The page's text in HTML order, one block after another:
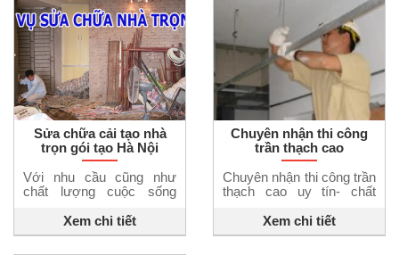
Sửa chữa cải tạo nhà
trọn gói tạo Hà Nội
Với nhu cầu cũng như
chất lượng cuộc sống
xây dựng nhà cửa hay
sửa chữa nhà cửa ngày
Xem chi tiết
Chuyên nhận thi công
trần thạch cao
Chuyên nhận thi công trần
thạch cao uy tín- chất
nhà đẹp 24h cung cấp
dịch vụ sửa chữa nhà ở –
Xem chi tiết